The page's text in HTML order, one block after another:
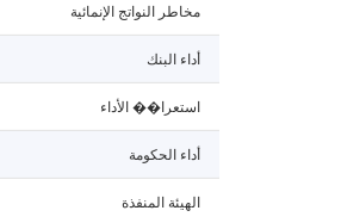
مخاطر النواتج الإنمائية
أداء البنك
استعرا�� الأداء
أداء الحكومة
الهيئة المنفذة